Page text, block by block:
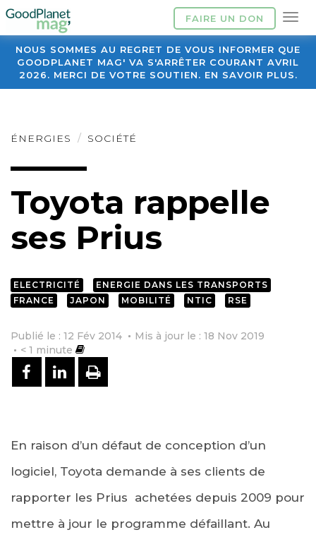
FAIRE UN DON
NOUS SOMMES AU REGRET DE VOUS INFORMER QUE
GOODPLANET MAG' VA S'ARRÊTER COURANT AVRIL
2026. MERCI DE VOTRE SOUTIEN. EN SAVOIR PLUS.
ÉNERGIES SOCIÉTÉ
Toyota rappelle
ses Prius
ELECTRICITÉ
ENERGIE DANS LES TRANSPORTS
FRANCE
JAPON MOBILITÉ NTIC RSE
Publié le : 12 Fév 2014
Mis à jour le : 18 Nov 2019
< 1 minute
PARTAGER SUR FACEBOOK
PARTAGER SUR LINKEDIN
IMPRIMER
En raison d’un défaut de conception d’un
logiciel, Toyota demande à ses clients de
rapporter les Prius achetées depuis 2009 pour
mettre à jour le programme défaillant. Au